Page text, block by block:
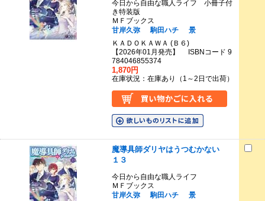
今日から自由な職人ライフ 小冊子付
き特装版
ＭＦブックス
甘岸久弥
駒田ハチ
景
ＫＡＤＯＫＡＷＡ (Ｂ６)
【2026年01月発売】 ISBNコード 9
784046855374
1,870円
在庫状況：在庫あり（1～2日で出荷）
魔導具師ダリヤはうつむかない
１３
今日から自由な職人ライフ
ＭＦブックス
甘岸久弥
駒田ハチ
景